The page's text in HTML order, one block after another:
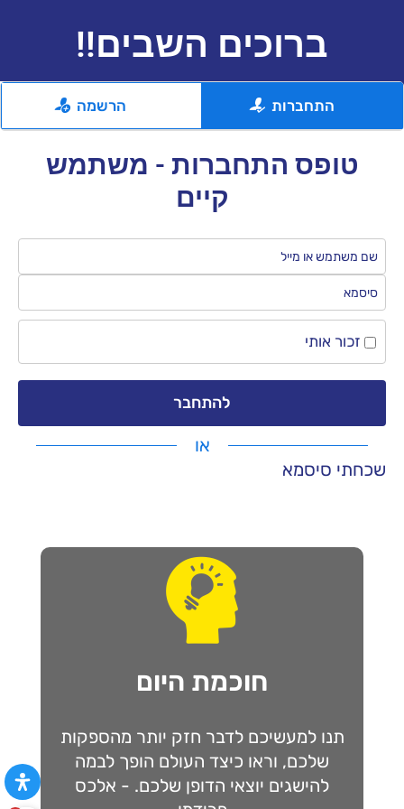
ברוכים השבים!!
התחברות הרשמה
טופס התחברות - משתמש
קיים
זכור אותי
להתחבר
או
שכחתי סיסמא
חוכמת היום
תנו למעשיכם לדבר חזק יותר מהספקות
שלכם, וראו כיצד העולם הופך לבמה
להישגים יוצאי הדופן שלכם. - אלכס